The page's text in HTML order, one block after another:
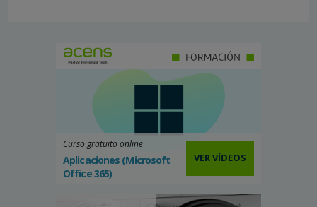
Curso gratuito online
Aplicaciones (Microsoft
Office 365)
VER VÍDEOS